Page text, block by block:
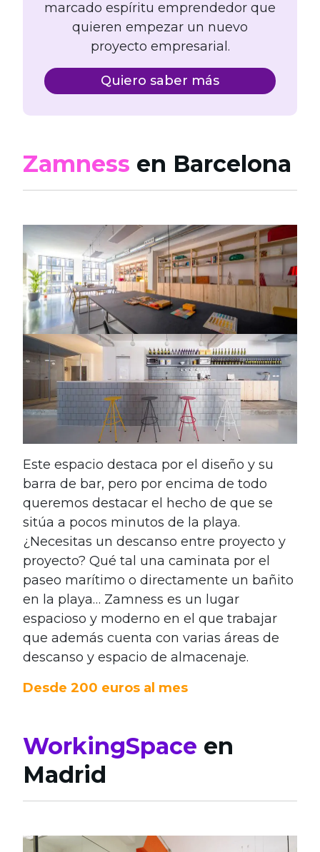
marcado espíritu emprendedor que
quieren empezar un nuevo
proyecto empresarial.
Quiero saber más
Zamness en Barcelona
Este espacio destaca por el diseño y su
barra de bar, pero por encima de todo
queremos destacar el hecho de que se
sitúa a pocos minutos de la playa.
¿Necesitas un descanso entre proyecto y
proyecto? Qué tal una caminata por el
paseo marítimo o directamente un bañito
en la playa… Zamness es un lugar
espacioso y moderno en el que trabajar
que además cuenta con varias áreas de
descanso y espacio de almacenaje.
Desde 200 euros al mes
WorkingSpace en
Madrid